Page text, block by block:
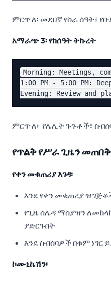
ምርጥ ለ፡ መደበኛ የስራ ሰዓት፣
አማራጭ 3፡ የከሰዓት ትኩረት
Morning: Meetings,
1:00 PM - 5:00 PM:
ምርጥ ለ፦ የሌሊት ጉጉቶች፣
የጥልቅ የሥራ ጊዜን መጠበቅ
የቀን መቁጠሪያ እገዳ፡
እንደ የቀን መቁጠሪያ
የጊዜ ሰሌዳ ማስያዝን
ያድርጉበት
እንደ ስብሰባዎች በቁም ነገር
ኮሙኒኬሽን፡